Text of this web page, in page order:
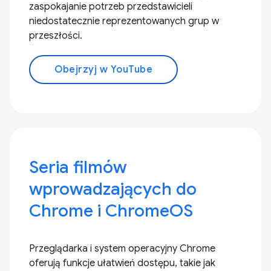
zaspokajanie potrzeb przedstawicieli
niedostatecznie reprezentowanych grup w
przeszłości.
Obejrzyj w YouTube
Seria filmów
wprowadzających do
Chrome i ChromeOS
Przeglądarka i system operacyjny Chrome
oferują funkcje ułatwień dostępu, takie jak